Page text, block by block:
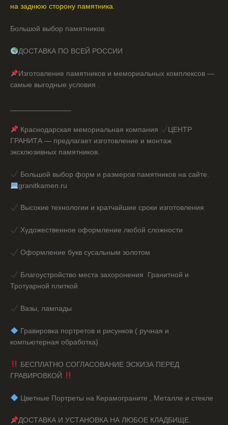
на заднюю сторону памятника.
Большой выбор памятников.
ДОСТАВКА ПО ВСЕЙ РОССИИ
Изготовление памятников и мемориальных комплексов —
самые выгодные условия .
Краснодарская мемориальная компания
ЦЕНТР
ГРАНИТА — предлагает изготовление и монтаж
эксклюзивных памятников.
Большой выбор форм и размеров памятников на сайте.
granitkamen.ru
Высокие технологии и кратчайшие сроки изготовления
Художественное оформление любой сложности
Оформление букв сусальным золотом
Благоустройство места захоронения Гранитной и
Тротуарной плиткой
Вазы, лампады
️ Гравировка портретов и рисунков ( ручная и
компьютерная обработка)
БЕСПЛАТНО СОГЛАСОВАНИЕ ЭСКИЗА ПЕРЕД
ГРАВИРОВКОЙ
️ Цветные Портреты на Керамограните , Металле и стекле
ДОСТАВКА И УСТАНОВКА НА ЛЮБОЕ КЛАДБИЩЕ.